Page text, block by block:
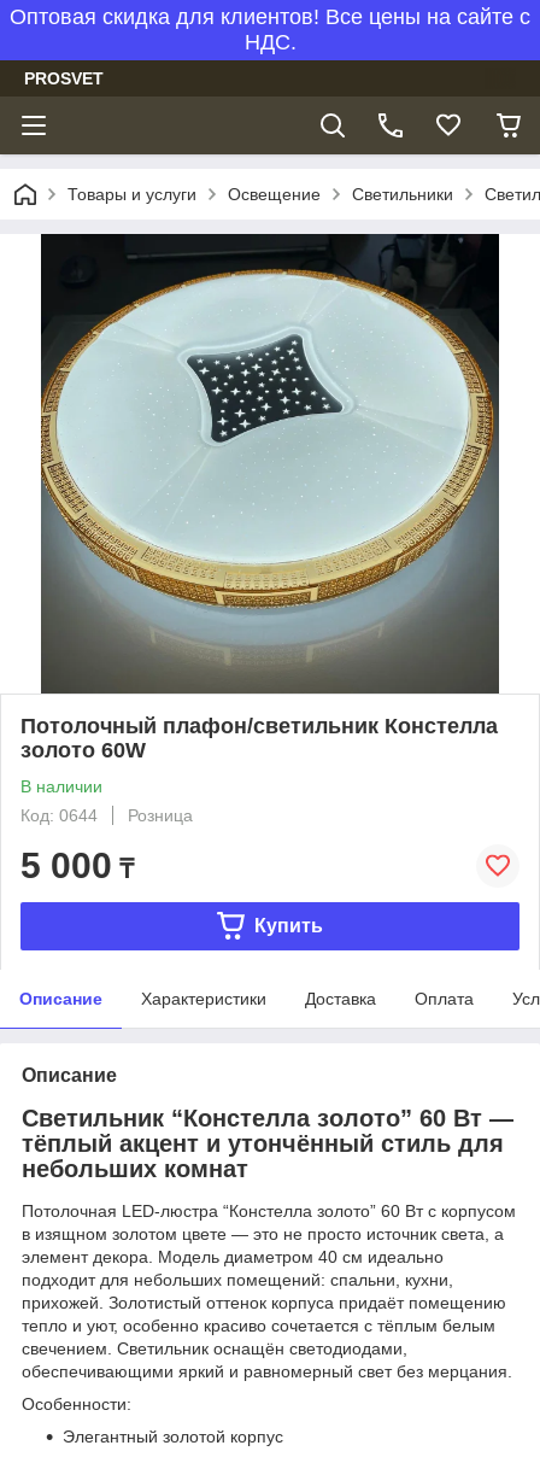
Оптовая скидка для клиентов! Все цены на сайте с
НДС.
PROSVET
Товары и услуги Освещение Светильники
Потолочный плафон/светильник Констелла
золото 60W
В наличии
Код: 0644
Розница
5 000 ₸
Купить
Описание Характеристики Доставка Оплата
Описание
Светильник “Констелла золото” 60 Вт —
тёплый акцент и утончённый стиль для
небольших комнат
Потолочная LED-люстра “Констелла золото” 60 Вт с корпусом
в изящном золотом цвете — это не просто источник света, а
элемент декора. Модель диаметром 40 см идеально
подходит для небольших помещений: спальни, кухни,
прихожей. Золотистый оттенок корпуса придаёт помещению
тепло и уют, особенно красиво сочетается с тёплым белым
свечением. Светильник оснащён светодиодами,
обеспечивающими яркий и равномерный свет без мерцания.
Особенности:
Элегантный золотой корпус